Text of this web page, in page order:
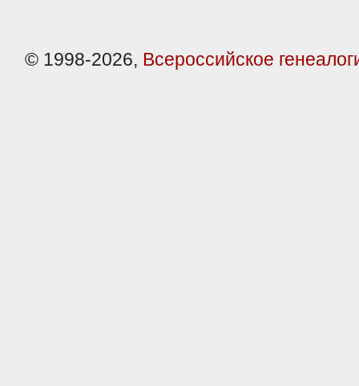
© 1998-2026, Всероссийское